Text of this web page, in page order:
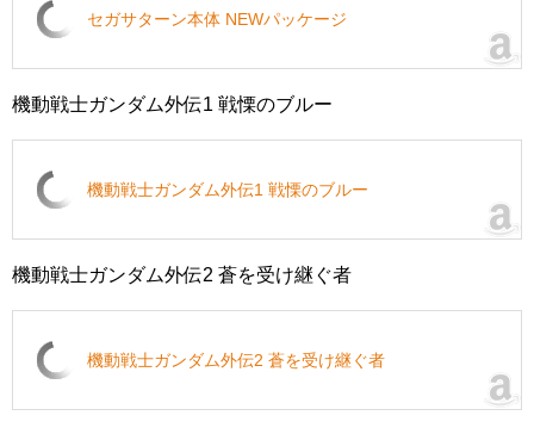
セガサターン本体 NEWパッケージ
機動戦士ガンダム外伝1 戦慄のブルー
機動戦士ガンダム外伝1 戦慄のブルー
機動戦士ガンダム外伝2 蒼を受け継ぐ者
機動戦士ガンダム外伝2 蒼を受け継ぐ者